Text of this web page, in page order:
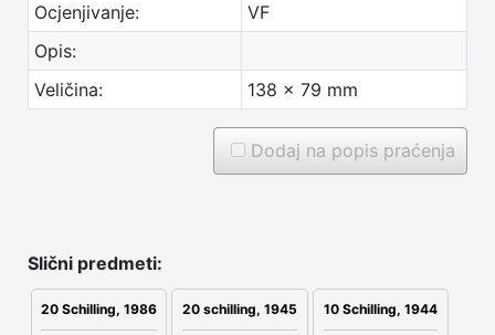
Ocjenjivanje:
VF
Opis:
Veličina:
138 x 79 mm
Dodaj na popis praćenja
Slični predmeti:
20 Schilling, 1986 20 schilling, 1945 10 Schilling, 1944